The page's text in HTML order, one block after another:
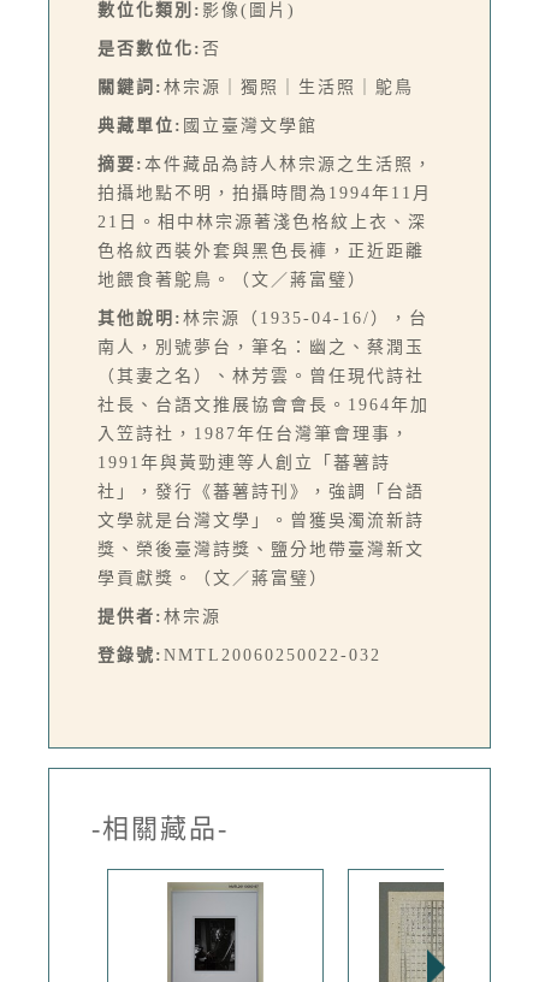
數位化類別: 影像(圖片)
是否數位化: 否
關鍵詞: 林宗源｜獨照｜生活照｜鴕鳥
典藏單位: 國立臺灣文學館
摘要: 本件藏品為詩人林宗源之生活照，
拍攝地點不明，拍攝時間為1994年11月
21日。相中林宗源著淺色格紋上衣、深
色格紋西裝外套與黑色長褲，正近距離
地餵食著鴕鳥。（文／蔣富璧）
其他說明: 林宗源（1935-04-16/），台
南人，別號夢台，筆名：幽之、蔡潤玉
（其妻之名）、林芳雲。曾任現代詩社
社長、台語文推展協會會長。1964年加
入笠詩社，1987年任台灣筆會理事，
1991年與黃勁連等人創立「蕃薯詩
社」，發行《蕃薯詩刊》，強調「台語
文學就是台灣文學」。曾獲吳濁流新詩
獎、榮後臺灣詩獎、鹽分地帶臺灣新文
學貢獻獎。（文／蔣富璧）
提供者: 林宗源
登錄號: NMTL20060250022-032
-相關藏品-